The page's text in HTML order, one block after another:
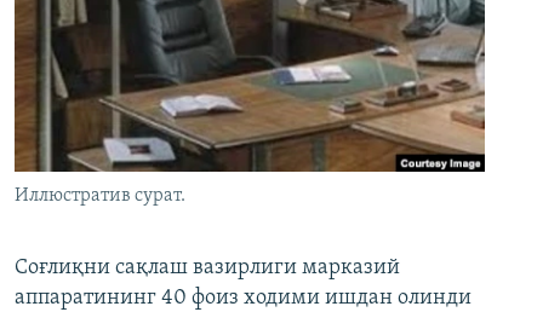
Иллюстратив сурат.
Соғлиқни сақлаш вазирлиги марказий
аппаратининг 40 фоиз ходими ишдан олинди